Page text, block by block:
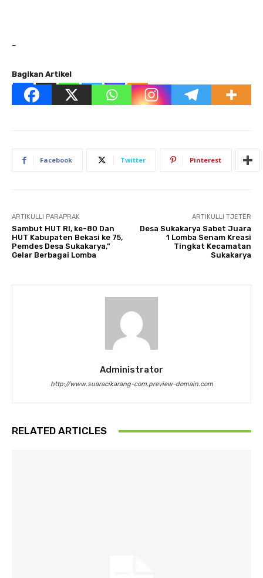
–
Bagikan Artikel
Facebook Twitter Pinterest
ARTIKULLI PARAPRAK
Sambut HUT RI, ke-80 Dan
HUT Kabupaten Bekasi ke 75,
Pemdes Desa Sukakarya,”
Gelar Berbagai Lomba
ARTIKULLI TJETËR
Desa Sukakarya Sabet Juara
1 Lomba Senam Kreasi
Tingkat Kecamatan
Sukakarya
Administrator
http://www.suaracikarang-com.preview-domain.com
RELATED ARTICLES